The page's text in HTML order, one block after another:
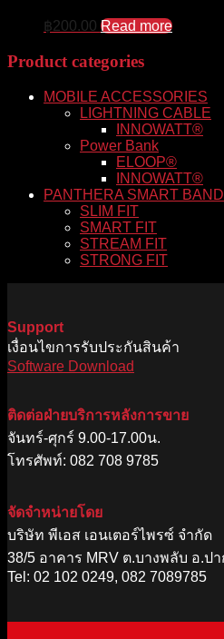
฿200.00 Read more
Product categories
MOBILE ACCESSORIES
LIGHTNING CABLE
INNOWATT®
Power Bank
ELOOP®
INNOWATT®
PANTHERA SMART BAND
SLIM FIT
SMART FIT
STREAM FIT
STRONG FIT
Support
เงื่อนไขการรับประกันสินค้า
Software Download
ติดต่อฝ่ายบริการหลังการขาย
จันทร์-ศุกร์ 9.00-17.00น.
โทรศัพท์: 082 708 9785
จัดจำหน่ายโดย
บริษัท พีเอส เอนเตอร์ไพรซ์ จำกัด
38/5 อาคาร MRV ต.บางพลับ อ.ป
Tel: 02 102 0249, 082 7089785